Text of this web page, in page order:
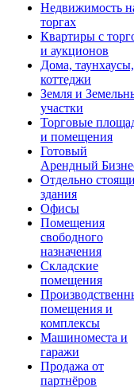
Недвижимость
торгах
Квартиры с
и аукционов
Дома, таунхаусы,
коттеджи
Земля и
участки
Торговые
и помещения
Готовый
Арендный
Отдельно
здания
Офисы
Помещения
свободного
назначения
Складские
помещения
помещения и
комплексы
Машиноместа и
гаражи
Продажа от
партнёров